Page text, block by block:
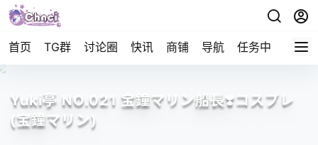
首页 TG群 讨论圈 快讯 商铺 导航 任务中心 帮助
Yuki亭 NO.021 宝鐘マリン船長❣️コスプレ
(宝鐘マリン)